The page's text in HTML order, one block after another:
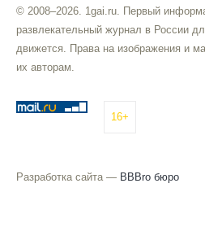
© 2008–2026. 1gai.ru. Первый
развлекательный журнал в России
движется. Права на изображения и
их авторам.
16+
Разработка сайта — BBBro бюро